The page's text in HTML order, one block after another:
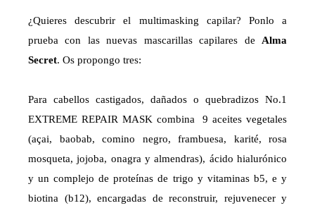
¿Quieres descubrir el multimasking capilar? Ponlo a
prueba con las nuevas mascarillas capilares de Alma
Secret. Os propongo tres:
Para cabellos castigados, dañados o quebradizos No.1
EXTREME REPAIR MASK combina 9 aceites vegetales
(açai, baobab, comino negro, frambuesa, karité, rosa
mosqueta, jojoba, onagra y almendras), ácido hialurónico
y un complejo de proteínas de trigo y vitaminas b5, e y
biotina (b12), encargadas de reconstruir, rejuvenecer y